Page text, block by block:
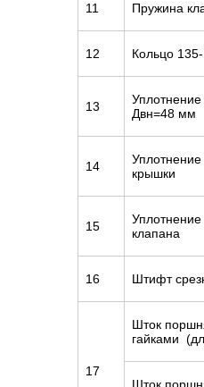
11 Пружина
12 Кольцо
13
Двн=48 мм
14
крышки
15
клапана
16 Штифт
17
Шток
гайками